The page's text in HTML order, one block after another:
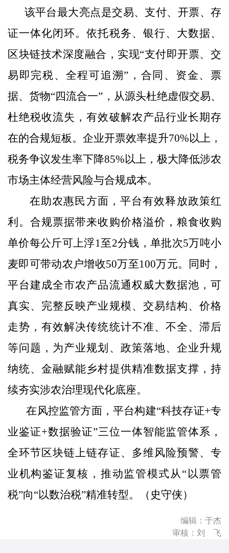
该平台最大亮点是交易、支付、开票、存
证一体化闭环。依托税务、银行、大数据、
区块链技术深度融合，实现“支付即开票、交
易即完税、全程可追溯”，合同、资金、票
据、货物“四流合一”，从源头杜绝虚假交易、
杜绝税收流失，有效破解农产品行业长期存
在的合规短板。企业开票效率提升70%以上，
税务争议发生率下降85%以上，极大降低涉农
市场主体经营风险与合规成本。
在助农惠民方面，平台有效释放政策红
利。合规票据带来收购价格溢价，粮食收购
单价每公斤可上浮1至2分钱，单批次5万吨小
麦即可带动农户增收50万至100万元。同时，
平台建成全市农产品流通权威大数据池，可
真实、完整反映产业规模、交易结构、价格
走势，有效解决传统统计不准、不全、滞后
等问题，为产业规划、政策落地、企业升规
纳统、金融赋能乡村提供精准数据支撑，持
续夯实涉农治理现代化底座。
在风控监管方面，平台构建“科技存证+专
业鉴证+数据验证”三位一体智能监管体系，
全环节区块链上链存证、多维风险预警、专
业机构鉴证复核，推动监管模式从“以票管
税”向“以数治税”精准转型。（史守侠）
编辑：于杰
审核：刘 飞